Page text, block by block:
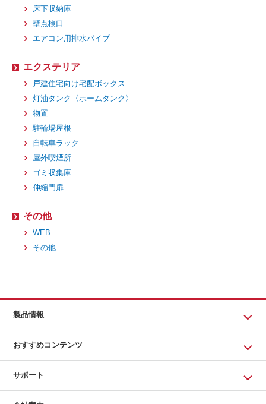
床下収納庫
壁点検口
エアコン用排水パイプ
エクステリア
戸建住宅向け宅配ボックス
灯油タンク〈ホームタンク〉
物置
駐輪場屋根
自転車ラック
屋外喫煙所
ゴミ収集庫
伸縮門扉
その他
WEB
その他
製品情報
おすすめコンテンツ
サポート